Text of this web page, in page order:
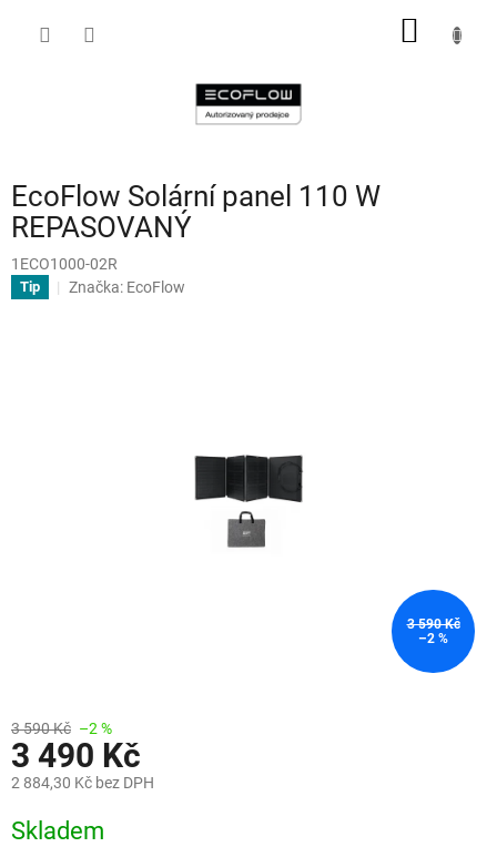
EcoFlow Solární panel 110 W
REPASOVANÝ
1ECO1000-02R
Tip Značka: EcoFlow
3 590 Kč
–2 %
3 590 Kč –2 %
3 490 Kč
2 884,30 Kč bez DPH
cena:
Skladem